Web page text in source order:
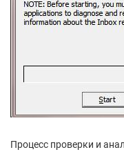
Процесс проверки и